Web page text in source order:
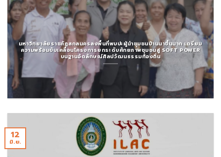
มหาวิทยาลัยราชภัฏสกลนครลงพื้นที่พบปะผู้นำชุมชนบ้านนาขึ้นนาก เตรียม
ความพร้อมขับเคลื่อนโครงการยกระดับศักยภาพชุมชนสู่ SOFT POWER
บนฐานอัตลักษณ์ศิลปวัฒนธรรมท้องถิ่น
12
มิ.ย.